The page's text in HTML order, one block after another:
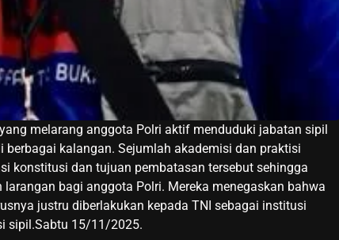
melarang anggota Polri aktif menduduki jabatan sipil
kalangan. Sejumlah akademisi dan praktisi
konstitusi dan tujuan pembatasan tersebut sehingga
bagi anggota Polri. Mereka menegaskan bahwa
justru diberlakukan kepada TNI sebagai institusi
sipil.Sabtu 15/11/2025.